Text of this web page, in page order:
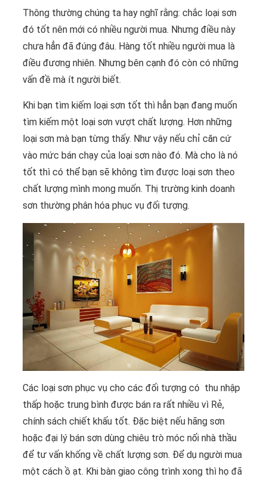
Thông thường chúng ta hay nghĩ rằng: chắc loại sơn
đó tốt nên mới có nhiều người mua. Nhưng điều này
chưa hẳn đã đúng đâu. Hàng tốt nhiều người mua là
điều đương nhiên. Nhưng bên cạnh đó còn có những
vấn đề mà ít người biết.
Khi bạn tìm kiếm loại sơn tốt thì hẳn bạn đang muốn
tìm kiếm một loại sơn vượt chất lượng. Hơn những
loại sơn mà bạn từng thấy. Như vậy nếu chỉ căn cứ
vào mức bán chạy của loại sơn nào đó. Mà cho là nó
tốt thì có thể bạn sẽ không tìm được loại sơn theo
chất lượng mình mong muốn. Thị trường kinh doanh
sơn thường phân hóa phục vụ đối tượng.
Các loại sơn phục vụ cho các đối tượng có thu nhập
thấp hoặc trung bình được bán ra rất nhiều vì Rẻ,
chính sách chiết khấu tốt. Đặc biệt nếu hãng sơn
hoặc đại lý bán sơn dùng chiêu trò móc nối nhà thầu
để tư vấn khống về chất lượng sơn. Để dụ người mua
một cách ồ ạt. Khi bàn giao công trình xong thì họ đã